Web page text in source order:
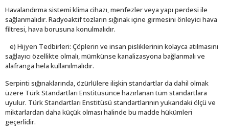
Havalandırma sistemi klima cihazı, menfezler veya yapı perdesi ile
sağlanmalıdır. Radyoaktif tozların sığınak içine girmesini önleyici hava
filtresi, hava borusuna konulmalıdır.
e) Hijyen Tedbirleri: Çöplerin ve insan pisliklerinin kolayca atılmasını
sağlayıcı özellikte olmalı, mümkünse kanalizasyona bağlanmalı ve
alafranga hela kullanılmalıdır.
Serpinti sığınaklarında, özürlülere ilişkin standartlar da dahil olmak
üzere Türk Standartları Enstitüsünce hazırlanan tüm standartlara
uyulur. Türk Standartları Enstitüsü standartlarının yukarıdaki ölçü ve
miktarlardan daha küçük olması halinde bu madde hükümleri
geçerlidir.